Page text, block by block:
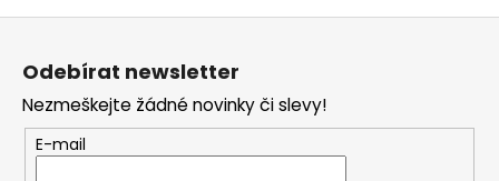
s
u
Z
Odebírat newsletter
Nezmeškejte žádné novinky či slevy!
E-mail